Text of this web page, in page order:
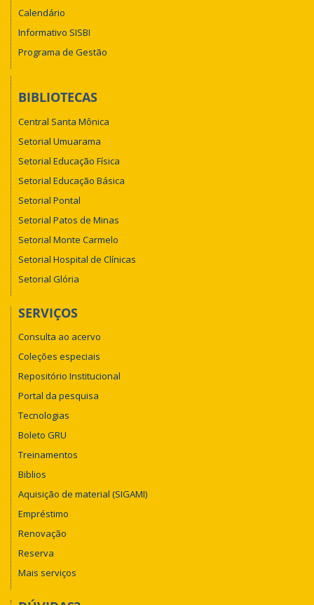
Calendário
Informativo SISBI
Programa de Gestão
BIBLIOTECAS
Central Santa Mônica
Setorial Umuarama
Setorial Educação Física
Setorial Educação Básica
Setorial Pontal
Setorial Patos de Minas
Setorial Monte Carmelo
Setorial Hospital de Clínicas
Setorial Glória
SERVIÇOS
Consulta ao acervo
Coleções especiais
Repositório Institucional
Portal da pesquisa
Tecnologias
Boleto GRU
Treinamentos
Biblios
Aquisição de material (SIGAMI)
Empréstimo
Renovação
Reserva
Mais serviços